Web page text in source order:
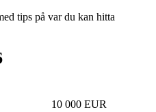
tips på var du kan hitta
10 000 EUR